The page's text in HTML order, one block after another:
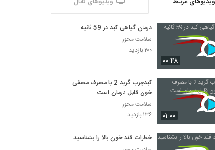
۰۰:۴۸
درمان گیاهی کبد در 59 ثانیه
سلامت محور
۲۰۰ بازدید
۰۱:۰۰
کبدچرب گرید 2 با مصرف مصفی
خون قابل درمان است
سلامت محور
۱۳۶ بازدید
خطرات قند خون بالا را بشناسید